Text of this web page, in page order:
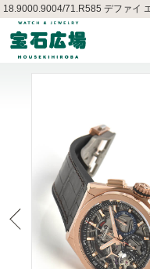
18.9000.9004/71.R585 デファイ